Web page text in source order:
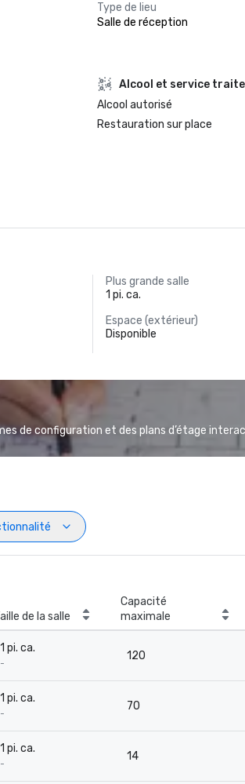
Type de lieu
Salle de réception
Alcool et service
Alcool autorisé
Restauration sur place
Plus grande salle
1 pi. ca.
Espace (extérieur)
Disponible
de configuration et des plans d’étage
de la salle
Capacité
maximale
1 pi. ca.
-
120
1 pi. ca.
-
70
1 pi. ca.
-
14